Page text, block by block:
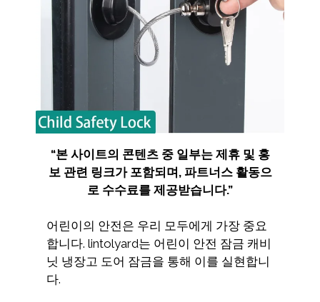
“본 사이트의 콘텐츠 중 일부는 제휴 및 홍
보 관련 링크가 포함되며, 파트너스 활동으
로 수수료를 제공받습니다.”
어린이의 안전은 우리 모두에게 가장 중요
합니다. lintolyard는 어린이 안전 잠금 캐비
닛 냉장고 도어 잠금을 통해 이를 실현합니
다.